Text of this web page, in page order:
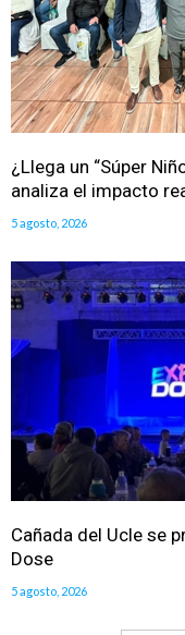
¿Llega un “Súper
analiza el impacto
5 agosto, 2026
Cañada del Ucle se
Dose
5 agosto, 2026